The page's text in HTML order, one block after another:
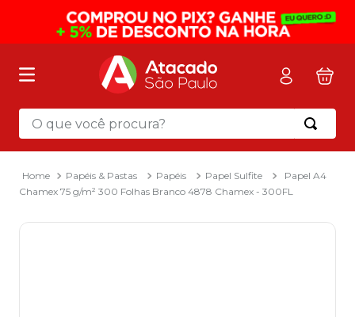
O que você procura?
Papéis & Pastas Papéis Papel Sulfite
Papel A4
Chamex 75 g/m² 300 Folhas Branco 4878 Chamex - 300FL
Termos mais buscados
mochila
2 º sacola
3º mala